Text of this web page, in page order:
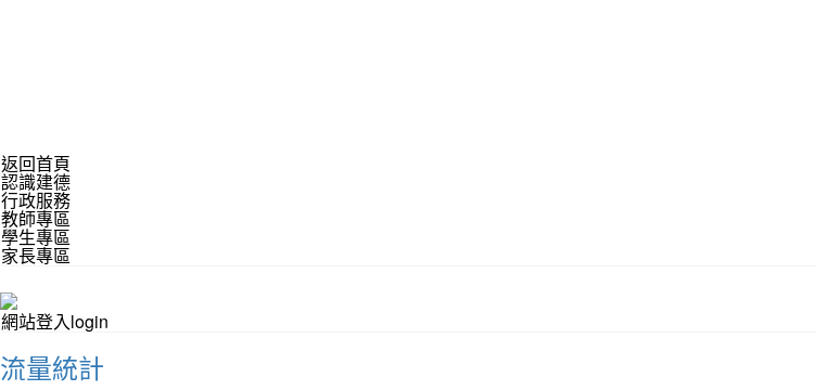
返回首頁
認識建德
行政服務
教師專區
學生專區
家長專區
網站登入login
流量統計